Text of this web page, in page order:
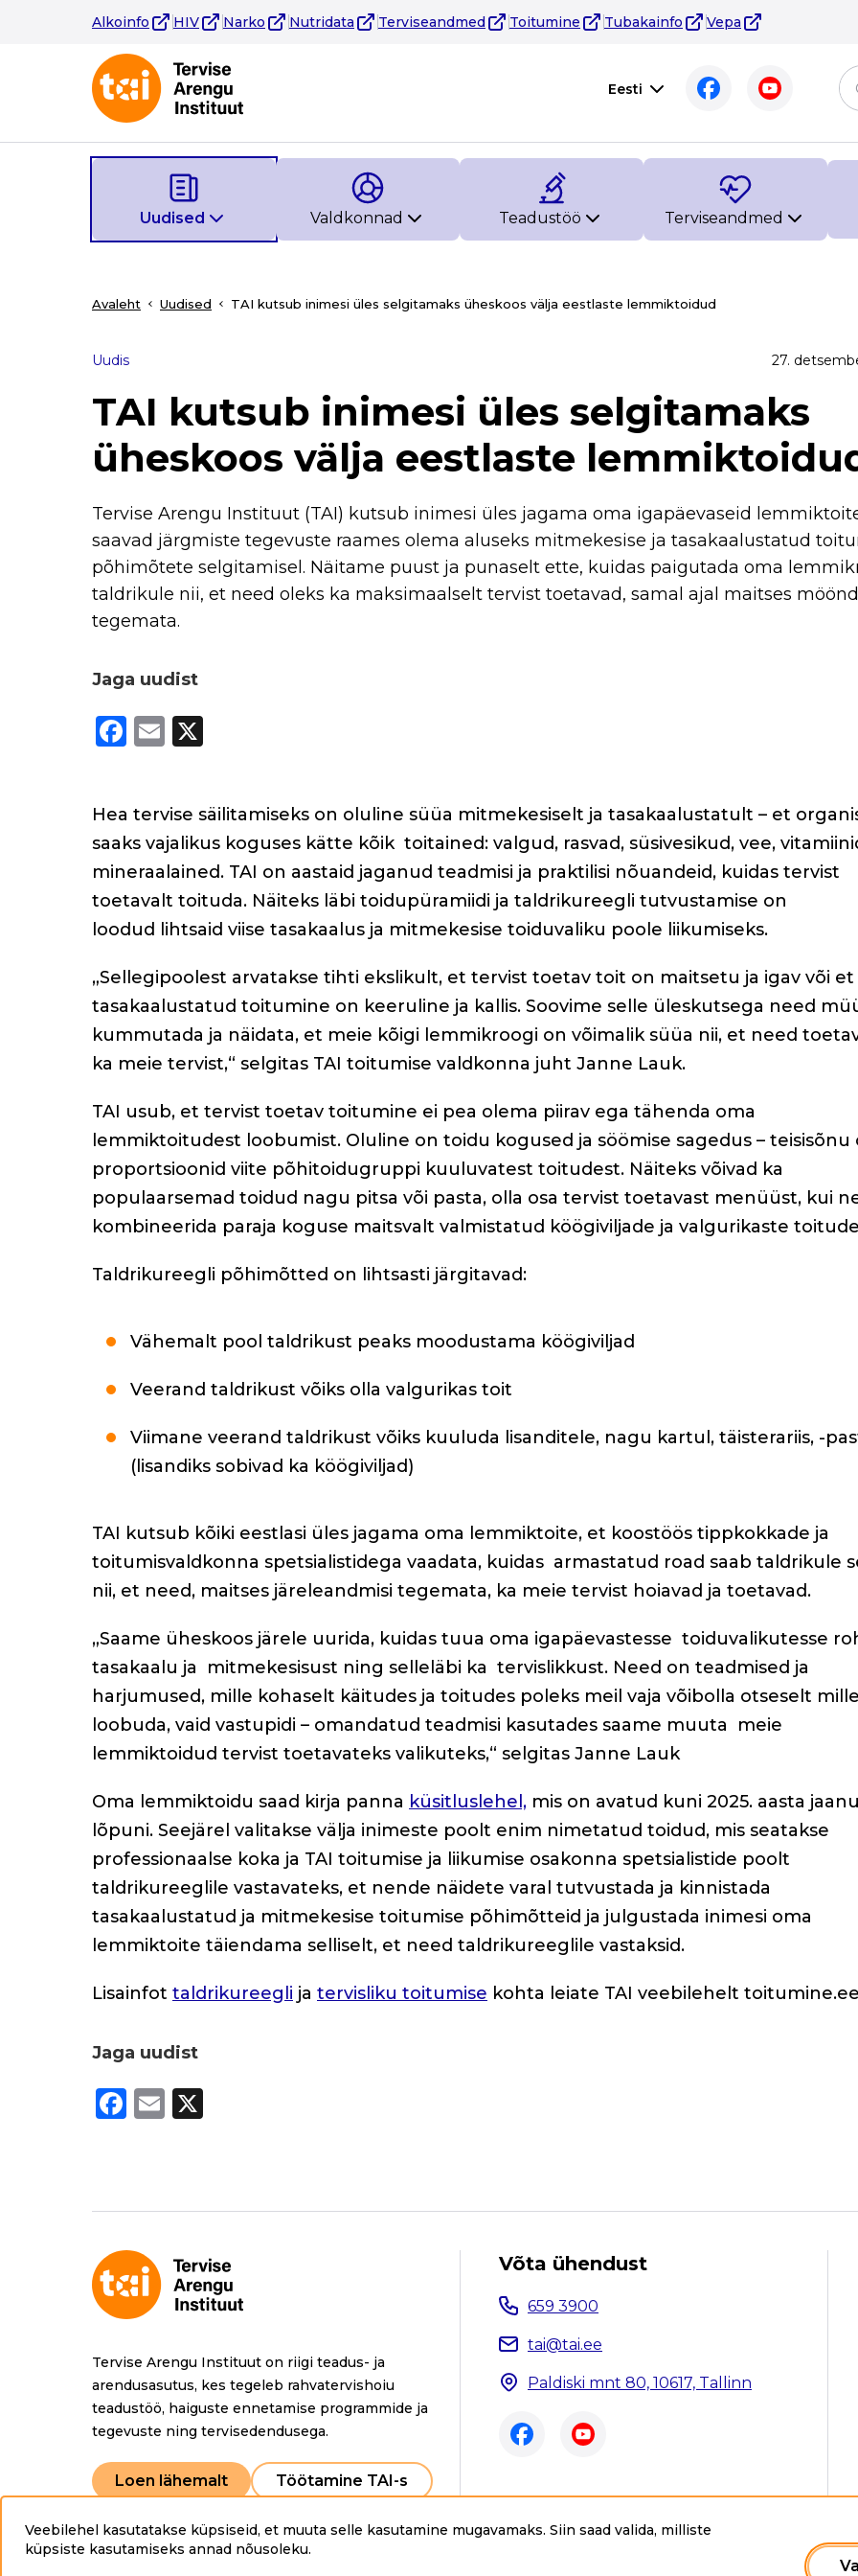
Alkoinfo HIV Narko Nutridata Terviseandmed Toitumine Tubakainfo Vepa
Eesti
Uudised Valdkonnad Teadustöö Terviseandmed
Avaleht Uudised TAI kutsub inimesi üles selgitamaks üheskoos välja eestlaste lemmiktoidud
Uudis 27.
TAI kutsub inimesi üles selgitamaks
üheskoos välja eestlaste
Tervise Arengu Instituut (TAI) kutsub inimesi üles jagama oma igapäevaseid
saavad järgmiste tegevuste raames olema aluseks mitmekesise ja tasakaalustatud
põhimõtete selgitamisel. Näitame puust ja punaselt ette, kuidas paigutada oma
taldrikule nii, et need oleks ka maksimaalselt tervist toetavad, samal ajal maitses
tegemata.
Jaga uudist
F
a
e
b
o
o
k
E
m
l
Hea tervise säilitamiseks on oluline süüa mitmekesiselt ja tasakaalustatult – et
saaks vajalikus koguses kätte kõik toitained: valgud, rasvad, süsivesikud, vee,
mineraalained. TAI on aastaid jaganud teadmisi ja praktilisi nõuandeid, kuidas tervist
toetavalt toituda. Näiteks läbi toidupüramiidi ja taldrikureegli tutvustamise on
loodud lihtsaid viise tasakaalus ja mitmekesise toiduvaliku poole liikumiseks.
„Sellegipoolest arvatakse tihti ekslikult, et tervist toetav toit on maitsetu ja igav või et
tasakaalustatud toitumine on keeruline ja kallis. Soovime selle üleskutsega need
kummutada ja näidata, et meie kõigi lemmikroogi on võimalik süüa nii, et need
ka meie tervist,“ selgitas TAI toitumise valdkonna juht Janne Lauk.
TAI usub, et tervist toetav toitumine ei pea olema piirav ega tähenda oma
lemmiktoitudest loobumist. Oluline on toidu kogused ja söömise sagedus – teisisõnu
proportsioonid viite põhitoidugruppi kuuluvatest toitudest. Näiteks võivad ka
populaarsemad toidud nagu pitsa või pasta, olla osa tervist toetavast menüüst, kui
kombineerida paraja koguse maitsvalt valmistatud köögiviljade ja valgurikaste
Taldrikureegli põhimõtted on lihtsasti järgitavad:
Vähemalt pool taldrikust peaks moodustama köögiviljad
Veerand taldrikust võiks olla valgurikas toit
Viimane veerand taldrikust võiks kuuluda lisanditele, nagu kartul, täisterariis, -
(lisandiks sobivad ka köögiviljad)
TAI kutsub kõiki eestlasi üles jagama oma lemmiktoite, et koostöös tippkokkade ja
toitumisvaldkonna spetsialistidega vaadata, kuidas armastatud road saab taldrikule
nii, et need, maitses järeleandmisi tegemata, ka meie tervist hoiavad ja toetavad.
„Saame üheskoos järele uurida, kuidas tuua oma igapäevastesse toiduvalikutesse
tasakaalu ja
mitmekesisust ning selleläbi ka tervislikkust. Need on teadmised ja
harjumused, mille kohaselt käitudes ja toitudes poleks meil vaja võibolla otseselt
loobuda, vaid vastupidi – omandatud teadmisi kasutades saame muuta
meie
lemmiktoidud tervist toetavateks valikuteks,“ selgitas Janne Lauk
Oma lemmiktoidu saad kirja panna küsitluslehel, mis on avatud kuni 2025. aasta
lõpuni. Seejärel valitakse välja inimeste poolt enim nimetatud toidud, mis seatakse
professionaalse koka ja TAI toitumise ja liikumise osakonna spetsialistide poolt
taldrikureeglile vastavateks, et nende näidete varal tutvustada ja kinnistada
tasakaalustatud ja mitmekesise toitumise põhimõtteid ja julgustada inimesi oma
lemmiktoite täiendama selliselt, et need taldrikureeglile vastaksid.
Lisainfot taldrikureegli ja tervisliku toitumise kohta leiate TAI veebilehelt
Jaga uudist
F
a
b
o
o
k
E
m
Tervise Arengu Instituut on riigi teadus- ja
arendusasutus, kes tegeleb rahvatervishoiu
teadustöö, haiguste ennetamise programmide ja
tegevuste ning tervisedendusega.
Loen lähemalt Töötamine TAI-s
Võta ühendust
659 3900
tai@tai.ee
Paldiski mnt 80, 10617, Tallinn
Copyright © 2025 Tervise Arengu Instituut www.tai.ee. Kõik õigused kaitstud.
Veebilehel kasutatakse küpsiseid, et muuta selle kasutamine mugavamaks. Siin saad valida, milliste
küpsiste kasutamiseks annad nõusoleku.